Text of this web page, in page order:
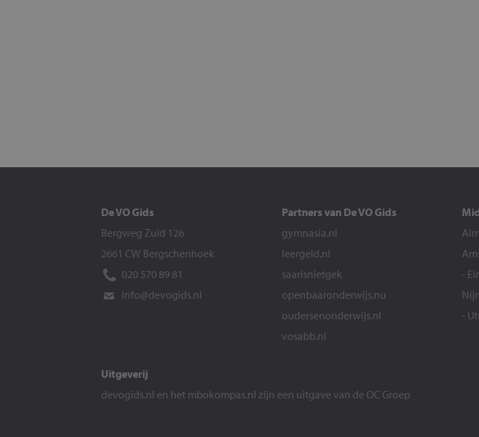
De VO Gids
Bergweg Zuid 126
2661 CW Bergschenhoek
020 570 89 81
info@devogids.nl
Partners van De VO Gids
gymnasia.nl
leergeld.nl
saarisnietgek
openbaaronderwijs.nu
oudersenonderwijs.nl
vosabb.nl
-
-
Uitgeverij
devogids.nl en het mbokompas.nl zijn een uitgave van de OC Groep